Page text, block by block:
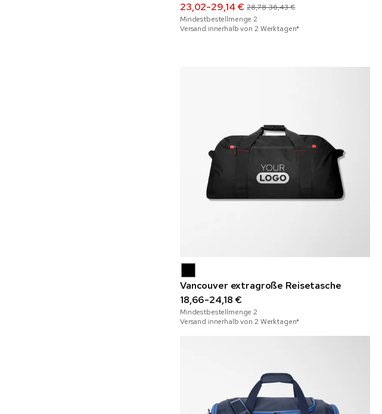
23,02-29,14 € 28,78-36,43 €
Mindestbestellmenge2
Versand innerhalb von 2 Werktagen*
Vancouver extragroße Reisetasche
18,66-24,18 €
Mindestbestellmenge2
Versand innerhalb von 2 Werktagen*